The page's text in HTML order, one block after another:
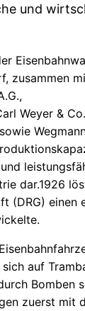
und
zusammen
Weyer &
dar.1926
(DRG) einen
auf
Bomben
zuerst mit